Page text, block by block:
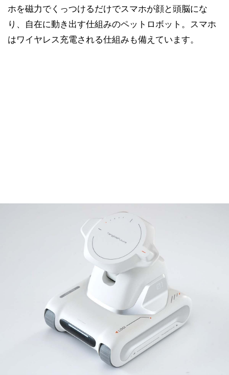
ホを磁力でくっつけるだけでスマホが顔と頭脳にな
り、自在に動き出す仕組みのペットロボット。スマホ
はワイヤレス充電される仕組みも備えています。